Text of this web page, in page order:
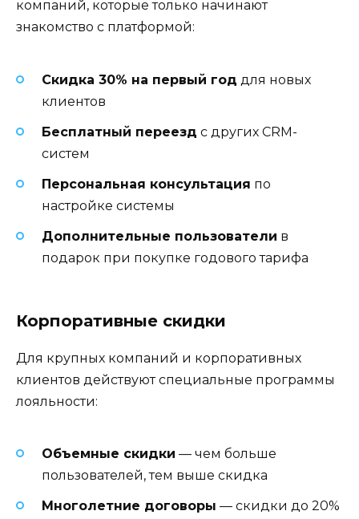
компаний, которые только начинают
знакомство с платформой:
Скидка 30% на первый год для новых
клиентов
Бесплатный переезд с других CRM-
систем
Персональная консультация по
настройке системы
Дополнительные пользователи в
подарок при покупке годового тарифа
Корпоративные скидки
Для крупных компаний и корпоративных
клиентов действуют специальные программы
лояльности:
Объемные скидки — чем больше
пользователей, тем выше скидка
Многолетние договоры — скидки до 20%